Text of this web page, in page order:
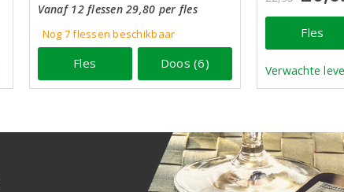
Vanaf 12 flessen 29,80 per fles
Nog 7flessenbeschikbaar
Fles Doos (6)
Fles
Verwachte